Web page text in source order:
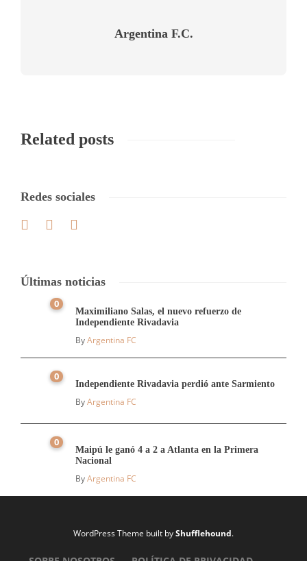
Argentina F.C.
Related posts
Redes sociales
Últimas noticias
0
Maximiliano Salas, el nuevo refuerzo de
Independiente Rivadavia
ByArgentina FC
0
Independiente Rivadavia perdió ante Sarmiento
ByArgentina FC
0
Maipú le ganó 4 a 2 a Atlanta en la Primera
Nacional
ByArgentina FC
WordPress Theme built byShufflehound.